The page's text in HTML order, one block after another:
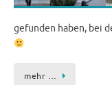
gefunden haben, bei
mehr …